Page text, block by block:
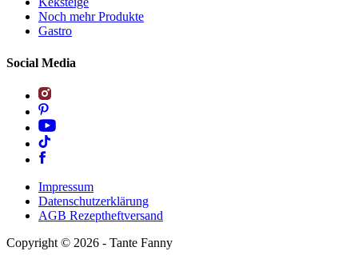
Noch mehr Produkte
Gastro
Social Media
Impressum
Datenschutzerklärung
AGB Rezeptheftversand
Copyright © 2026 - Tante Fanny